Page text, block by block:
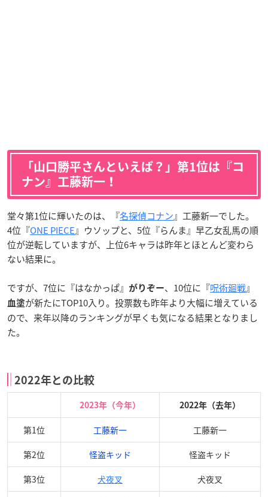
「山口勝平さんといえば？」第1位は『コ
ナン』工藤新一！
堂々第1位に輝いたのは、『名探偵コナン』工藤新一でした。
4位『ONE PIECE』ウソップと、5位『らんま』早乙女乱馬の順
位が逆転していますが、上位6キャラは昨年とほとんど変わら
ない結果に。
ですが、7位に『はなかっぱ』 がりぞー、10位に『呪術廻戦』
血塗が新たにTOP10入り。投票数も昨年より大幅に増えている
ので、来年以降のランキングが早くも気になる結果となりまし
た。
2022年との比較
2023年（今年） 2022年（去年）
第1位 工藤新一 工藤新一
第2位 怪盗キッド 怪盗キッド
第3位 犬夜叉 犬夜叉